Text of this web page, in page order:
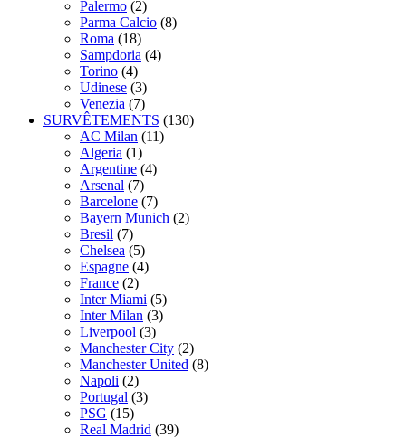
Palermo (2)
Parma Calcio (8)
Roma (18)
Sampdoria (4)
Torino (4)
Udinese (3)
Venezia (7)
SURVÊTEMENTS (130)
AC Milan (11)
Algeria (1)
Argentine (4)
Arsenal (7)
Barcelone (7)
Bayern Munich (2)
Bresil (7)
Chelsea (5)
Espagne (4)
France (2)
Inter Miami (5)
Inter Milan (3)
Liverpool (3)
Manchester City (2)
Manchester United (8)
Napoli (2)
Portugal (3)
PSG (15)
Real Madrid (39)